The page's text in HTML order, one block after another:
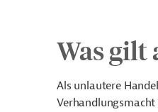
Was gilt
Als unlautere